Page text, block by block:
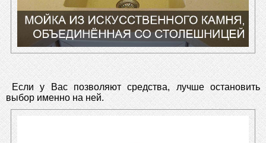
Если у Вас позволяют средства, лучше остановить
выбор именно на ней.